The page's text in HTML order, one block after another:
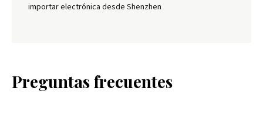
importar electrónica desde Shenzhen
Preguntas frecuentes